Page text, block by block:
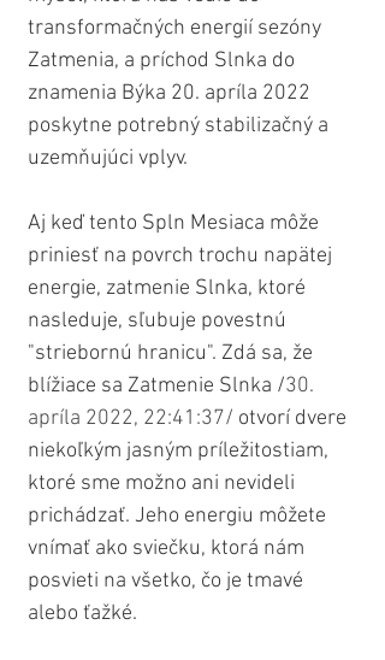
transformačných energií sezóny
Zatmenia, a príchod Slnka do
znamenia Býka 20. apríla 2022
poskytne potrebný stabilizačný a
uzemňujúci vplyv.
Aj keď tento Spln Mesiaca môže
priniesť na povrch trochu napätej
energie, zatmenie Slnka, ktoré
nasleduje, sľubuje povestnú
"striebornú hranicu". Zdá sa, že
blížiace sa Zatmenie Slnka /30.
apríla 2022, 22:41:37/ otvorí dvere
niekoľkým jasným príležitostiam,
ktoré sme možno ani nevideli
prichádzať. Jeho energiu môžete
vnímať ako sviečku, ktorá nám
posvieti na všetko, čo je tmavé
alebo ťažké.